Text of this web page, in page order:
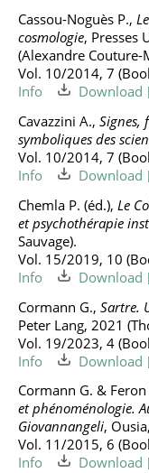
Cassou-Noguès P.,
cosmologie, Presses
(Alexandre Couture-
Vol. 10/2014, 7
Info
Download
Cavazzini A., Signes,
symboliques des
Vol. 10/2014, 7
Info
Download
Chemla P. (éd.), Le
et psychothérapie
Sauvage).
Vol. 15/2019, 10
Info
Download
Cormann G., Sartre.
Peter Lang, 2021
Vol. 19/2023, 4
Info
Download
Cormann G. & Feron
et phénoménologie.
Giovannangeli,
Vol. 11/2015, 6
Info
Download